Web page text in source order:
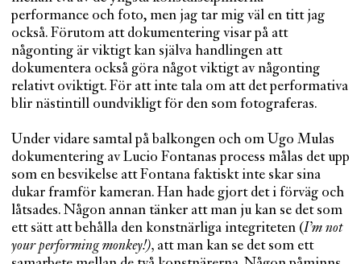
performance och foto, men jag tar mig väl en titt jag
också. Förutom att dokumentering visar på att
någonting är viktigt kan själva handlingen att
dokumentera också göra något viktigt av någonting
relativt oviktigt. För att inte tala om att det performativa
blir nästintill oundvikligt för den som fotograferas.
Under vidare samtal på balkongen och om Ugo Mulas
dokumentering av Lucio Fontanas process målas det upp
som en besvikelse att Fontana faktiskt inte skar sina
dukar framför kameran. Han hade gjort det i förväg och
låtsades. Någon annan tänker att man ju kan se det som
ett sätt att behålla den konstnärliga integriteten (I’m not
your performing monkey!), att man kan se det som ett